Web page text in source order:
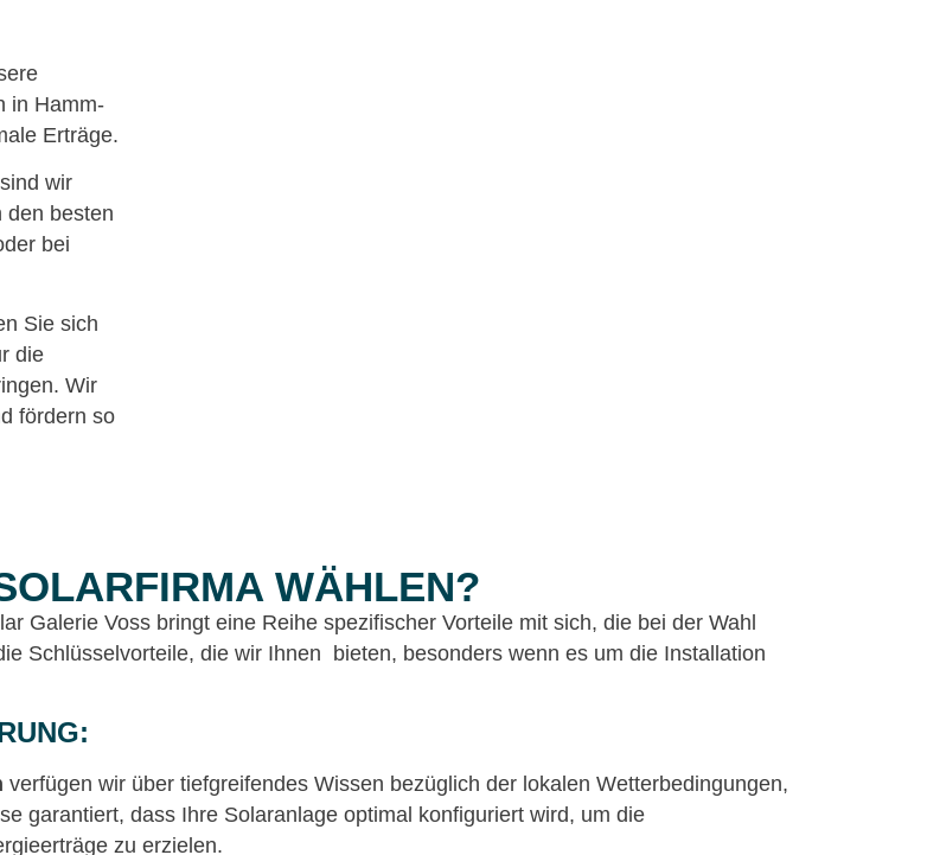
in Hamm-
Erträge.
wir
den besten
bei
Sie sich
die
Wir
fördern so
WÄHLEN?
Galerie Voss bringt eine Reihe spezifischer Vorteile mit sich, die bei der Wahl
Schlüsselvorteile, die wir Ihnen bieten, besonders wenn es um die Installation
verfügen wir über tiefgreifendes Wissen bezüglich der lokalen Wetterbedingungen,
garantiert, dass Ihre Solaranlage optimal konfiguriert wird, um die
zu erzielen.